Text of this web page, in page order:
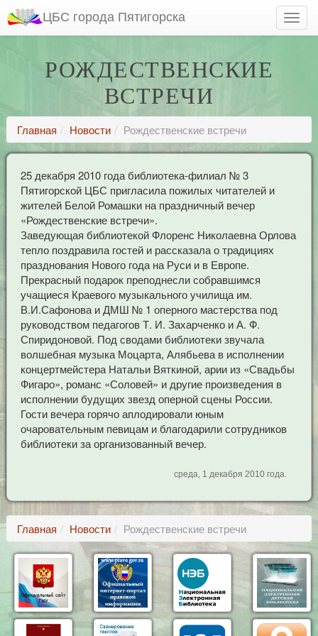
ЦБС города Пятигорска
РОЖДЕСТВЕНСКИЕ
ВСТРЕЧИ
Главная Новости Рождественские встречи
25 декабря 2010 года библиотека-филиал № 3
Пятигорской ЦБС пригласила пожилых читателей и
жителей Белой Ромашки на праздничный вечер
«Рождественские встречи».
Заведующая библиотекой Флоренс Николаевна Орлова
тепло поздравила гостей и рассказала о традициях
празднования Нового года на Руси и в Европе.
Прекрасный подарок преподнесли собравшимся
учащиеся Краевого музыкального училища им.
В.И.Сафонова и ДМШ № 1 оперного мастерства под
руководством педагогов Т. И. Захарченко и А. Ф.
Спиридоновой. Под сводами библиотеки звучала
волшебная музыка Моцарта, Алябьева в исполнении
концертмейстера Натальи Вяткиной, арии из «Свадьбы
Фигаро», романс «Соловей» и другие произведения в
исполнении будущих звезд оперной сцены России.
Гости вечера горячо аплодировали юным
очаровательным певицам и благодарили сотрудников
библиотеки за организованный вечер.
среда, 1 декабря 2010 года.
Главная Новости Рождественские встречи